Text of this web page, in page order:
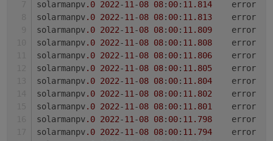
solarmanpv.0 2022-11 -08 08: 00: 11.814
solarmanpv.0 2022-11 -08 08: 00: 11.813
solarmanpv.0 2022-11 -08 08: 00: 11.809
solarmanpv.0 2022-11 -08 08: 00: 11.808
solarmanpv.0 2022-11 -08 08: 00: 11.806
solarmanpv.0 2022-11 -08 08: 00: 11.805
solarmanpv.0 2022-11 -08 08: 00: 11.804
solarmanpv.0 2022-11 -08 08: 00: 11.802
solarmanpv.0 2022-11 -08 08: 00: 11.801
solarmanpv.0 2022-11 -08 08: 00: 11.798
solarmanpv.0 2022-11 -08 08: 00: 11.794